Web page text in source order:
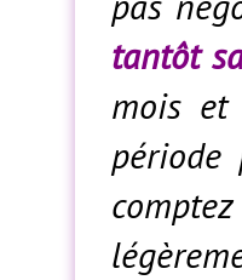
tantôt
mois